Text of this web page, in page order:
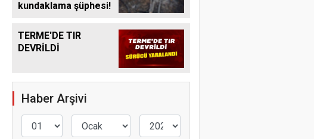
kundaklama şüphesi!
TERME'DE TIR
DEVRİLDİ
Haber Arşivi